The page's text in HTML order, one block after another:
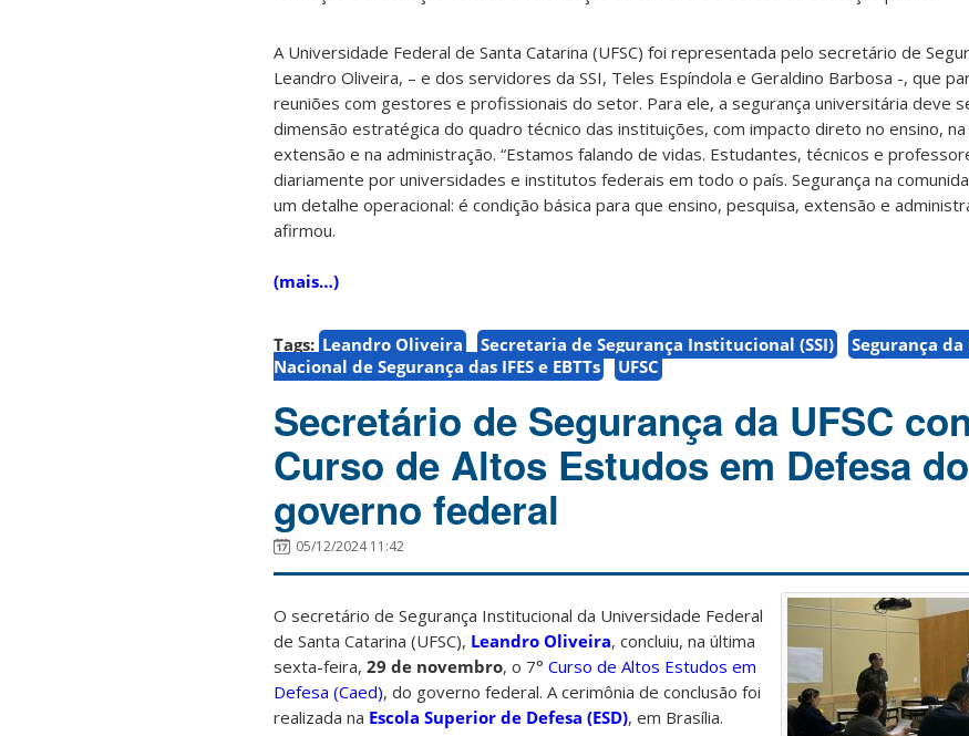
A Universidade Federal de Santa Catarina (UFSC) foi representada pelo secretário de
Leandro Oliveira, – e dos servidores da SSI, Teles Espíndola e Geraldino Barbosa -, que
reuniões com gestores e profissionais do setor. Para ele, a segurança universitária deve
dimensão estratégica do quadro técnico das instituições, com impacto direto no ensino, na
extensão e na administração. “Estamos falando de vidas. Estudantes, técnicos e
diariamente por universidades e institutos federais em todo o país. Segurança na
um detalhe operacional: é condição básica para que ensino, pesquisa, extensão e
afirmou.
(mais…)
Tags: Leandro Oliveira Secretaria de Segurança Institucional (SSI) Segurança da
Nacional de Segurança das IFES e EBTTs
UFSC
Secretário de Segurança da UFSC
Curso de Altos Estudos em Defesa do
governo federal
05/12/2024 11:42
O secretário de Segurança Institucional da Universidade Federal
de Santa Catarina (UFSC), Leandro Oliveira, concluiu, na última
sexta-feira, 29 de novembro, o 7° Curso de Altos Estudos em
Defesa (Caed), do governo federal. A cerimônia de conclusão foi
realizada na Escola Superior de Defesa (ESD), em Brasília.